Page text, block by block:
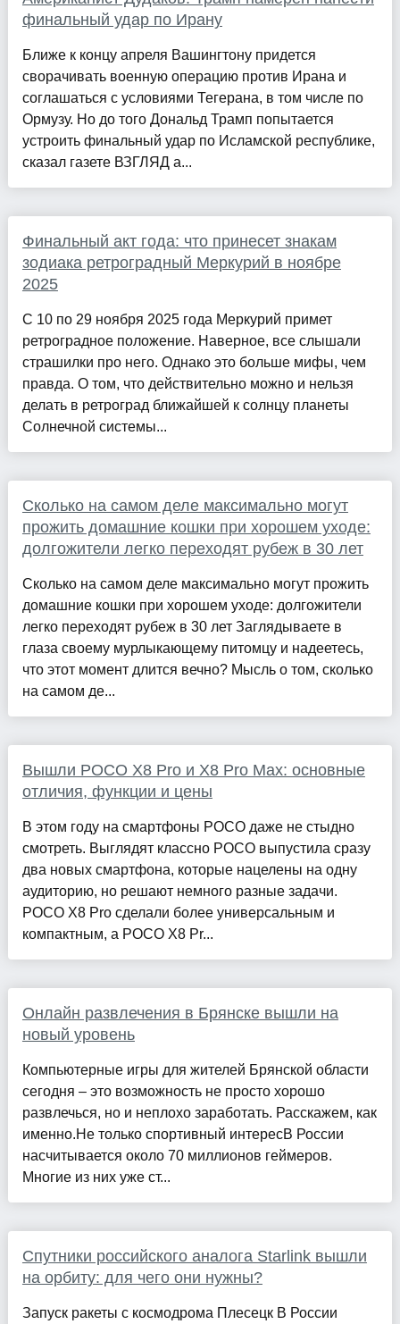
финальный удар по Ирану
Ближе к концу апреля Вашингтону придется
сворачивать военную операцию против Ирана и
соглашаться с условиями Тегерана, в том числе по
Ормузу. Но до того Дональд Трамп попытается
устроить финальный удар по Исламской республике,
сказал газете ВЗГЛЯД а...
Финальный акт года: что принесет знакам
зодиака ретроградный Меркурий в ноябре
2025
С 10 по 29 ноября 2025 года Меркурий примет
ретроградное положение. Наверное, все слышали
страшилки про него. Однако это больше мифы, чем
правда. О том, что действительно можно и нельзя
делать в ретроград ближайшей к солнцу планеты
Солнечной системы...
Сколько на самом деле максимально могут
прожить домашние кошки при хорошем уходе:
долгожители легко переходят рубеж в 30 лет
Сколько на самом деле максимально могут прожить
домашние кошки при хорошем уходе: долгожители
легко переходят рубеж в 30 лет Заглядываете в
глаза своему мурлыкающему питомцу и надеетесь,
что этот момент длится вечно? Мысль о том, сколько
на самом де...
Вышли POCO X8 Pro и X8 Pro Max: основные
отличия, функции и цены
В этом году на смартфоны POCO даже не стыдно
смотреть. Выглядят классно POCO выпустила сразу
два новых смартфона, которые нацелены на одну
аудиторию, но решают немного разные задачи.
POCO X8 Pro сделали более универсальным и
компактным, а POCO X8 Pr...
Онлайн развлечения в Брянске вышли на
новый уровень
Компьютерные игры для жителей Брянской области
сегодня – это возможность не просто хорошо
развлечься, но и неплохо заработать. Расскажем, как
именно.Не только спортивный интересВ России
насчитывается около 70 миллионов геймеров.
Многие из них уже ст...
Спутники российского аналога Starlink вышли
на орбиту: для чего они нужны?
Запуск ракеты с космодрома Плесецк В России